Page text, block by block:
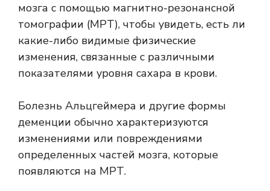
мозга с помощью магнитно-резонансной
томографии (МРТ), чтобы увидеть, есть ли
какие-либо видимые физические
изменения, связанные с различными
показателями уровня сахара в крови.
Болезнь Альцгеймера и другие формы
деменции обычно характеризуются
изменениями или повреждениями
определенных частей мозга, которые
появляются на МРТ.